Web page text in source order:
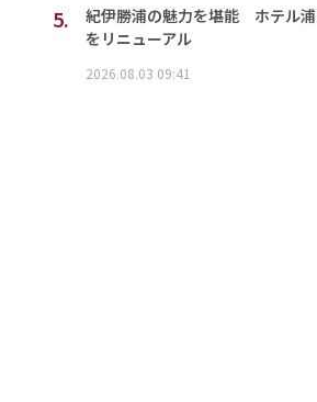
5.
紀伊勝浦の魅力を堪能 ホテル
をリニューアル
2026.08.03 09:41